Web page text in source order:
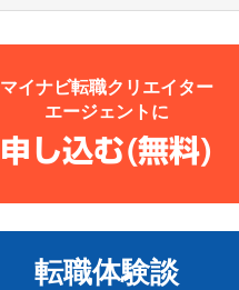
マイナビ転職クリエイター
エージェントに
申し込む(無料)
転職体験談